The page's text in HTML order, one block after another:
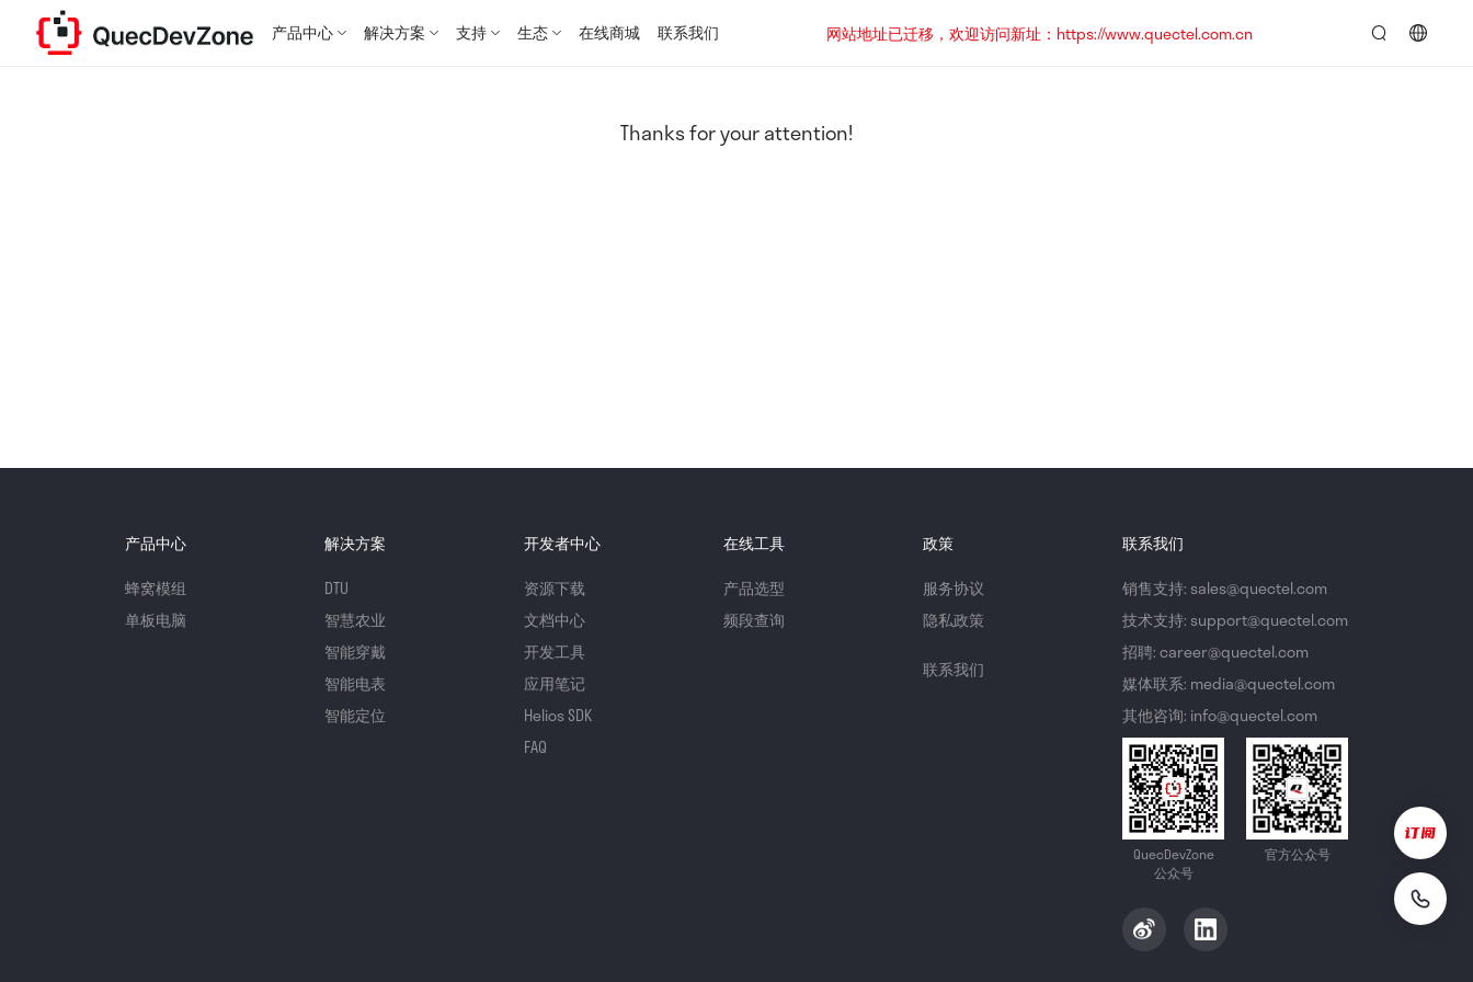
产品中心 解决方案 支持 生态 在线商城 联系我们
网站地址已迁移，欢迎访问新址：https://www.quectel.com.cn
Thanks for your attention!
产品中心
蜂窝模组
单板电脑
解决方案
DTU
智慧农业
智能穿戴
智能电表
智能定位
开发者中心
资源下载
文档中心
开发工具
应用笔记
Helios SDK
FAQ
在线工具
产品选型
频段查询
政策
服务协议
隐私政策
联系我们
联系我们
销售支持: sales@quectel.com
技术支持: support@quectel.com
招聘: career@quectel.com
媒体联系: media@quectel.com
其他咨询: info@quectel.com
QuecDevZone
公众号
官方公众号